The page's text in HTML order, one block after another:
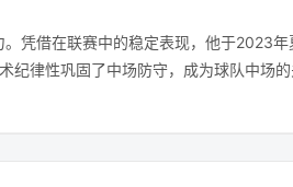
凭借在联赛中的稳定表现，他于2023
纪律性巩固了中场防守，成为球队中场